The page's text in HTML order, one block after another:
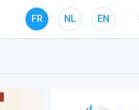
FR NL EN